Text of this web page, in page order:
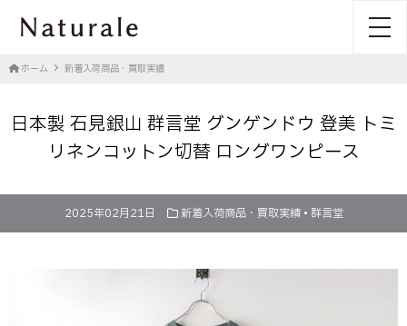
ホーム 新着入荷商品・買取実績
日本製 石見銀山 群言堂 グンゲンドウ 登美 トミ
リネンコットン切替 ロングワンピース
2025年02月21日 新着入荷商品・買取実績• 群言堂